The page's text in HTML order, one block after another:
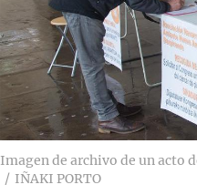
Imagen de archivo de un acto
IÑAKI PORTO